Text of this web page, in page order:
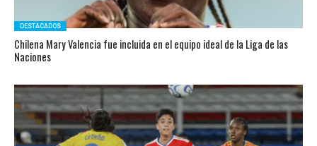
DESTACADOS
Chilena Mary Valencia fue incluida en el equipo ideal de la Liga de las
Naciones